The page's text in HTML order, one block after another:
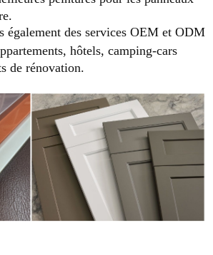
également des services OEM et ODM
hôtels, camping-cars
de rénovation.